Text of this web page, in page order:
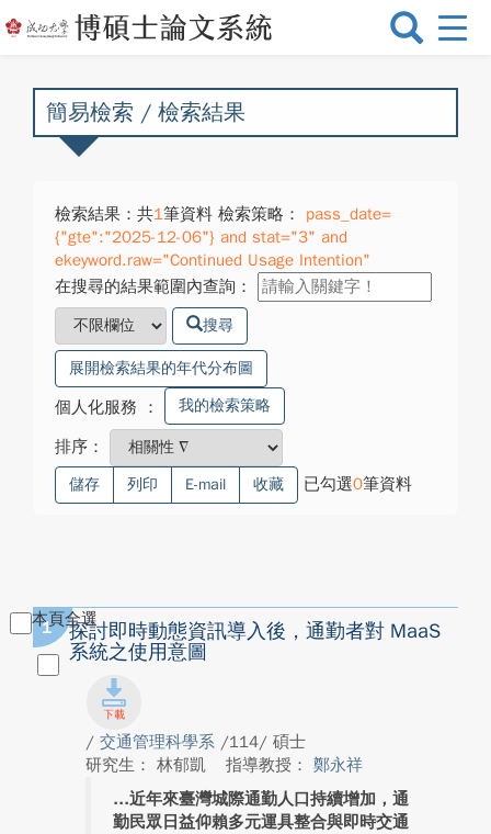
選
換
簡易檢索 / 檢索結果
檢索結果：共1筆資料 檢索策略：
pass_date=
{"gte":"2025-12-06"} and stat="3" and
ekeyword.raw="Continued Usage Intention"
在搜尋的結果範圍內查詢：
搜尋
展開檢索結果的年代分布圖
個人化服務 ： 我的檢索策略
排序：
儲存 列印 E-mail 收藏 已勾選0筆資料
本頁全選
1
探討即時動態資訊導入後，通勤者對 MaaS
系統之使用意圖
/ 交通管理科學系 /114/ 碩士
研究生： 林郁凱
指導教授： 鄭永祥
近年來臺灣城際通勤人口持續增加，通
勤民眾日益仰賴多元運具整合與即時交通